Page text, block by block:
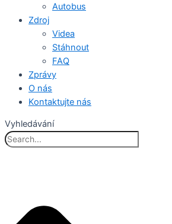
Autobus
Zdroj
Videa
Stáhnout
FAQ
Zprávy
O nás
Kontaktujte nás
Vyhledávání